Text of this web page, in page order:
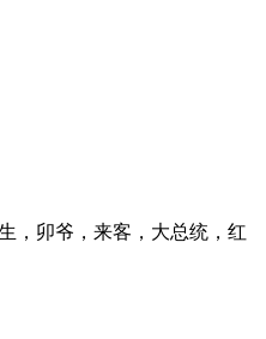
，卯爷，来客，大总统，红